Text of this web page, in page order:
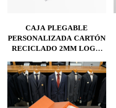
CAJA PLEGABLE
PERSONALIZADA CARTÓN
RECICLADO 2MM LOGO
CIERRE MAGNÉTICO
CAJAS DE PAPEL PARA
PELUCAS COSMÉTICOS
ALIMENTOS